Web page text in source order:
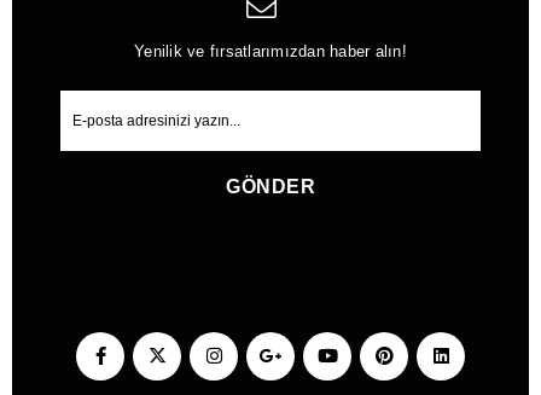
Yenilik ve fırsatlarımızdan haber alın!
GÖNDER